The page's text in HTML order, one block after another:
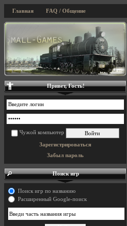
Главная FAQ / Общение
Привет, Гость!
Чужой компьютер
Зарегистрироваться
Забыл пароль
Поиск игр
Поиск игр по названию
Расширенный Google-поиск